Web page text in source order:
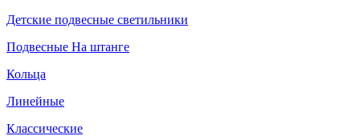
Детские подвесные светильники
Подвесные На штанге
Кольца
Линейные
Классические